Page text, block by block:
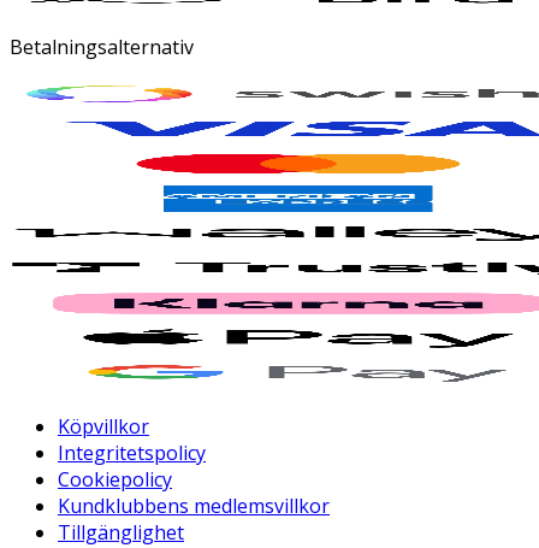
Betalningsalternativ
Köpvillkor
Integritetspolicy
Cookiepolicy
Kundklubbens medlemsvillkor
Tillgänglighet